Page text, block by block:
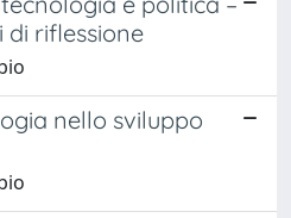
di riflessione
nello sviluppo